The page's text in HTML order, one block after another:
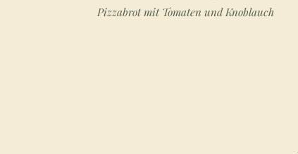
Pizzabrot mit Tomaten und Knoblauch